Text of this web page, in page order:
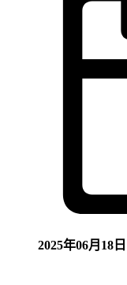
2025年06月18日